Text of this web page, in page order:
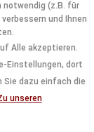
notwendig (z.B. für
und Ihnen
Alle akzeptieren.
Einstellungen, dort
Sie dazu einfach die
unseren